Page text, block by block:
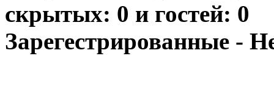
скрытых: 0 и гостей: 0
Зарегестрированные -